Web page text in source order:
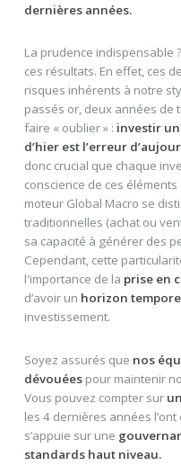
dernières années.
La prudence indispensable
ces résultats. En effet, ces
risques inhérents à notre
passés or, deux années de
faire « oublier » : investir
d’hier est l’erreur
donc crucial que chaque
conscience de ces
moteur Global Macro se
traditionnelles (achat ou
sa capacité à générer des
Cependant, cette
l'importance de la prise en
d’avoir un horizon
investissement.
Soyez assurés que nos
dévouéespour maintenir
Vous pouvez compter sur
les 4 dernières années
s’appuie sur une
standards haut niveau.